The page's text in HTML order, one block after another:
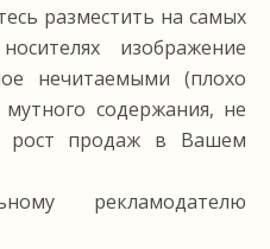
разместить на самых
изображение
нечитаемыми (плохо
содержания, не
рост продаж в Вашем
рекламодателю